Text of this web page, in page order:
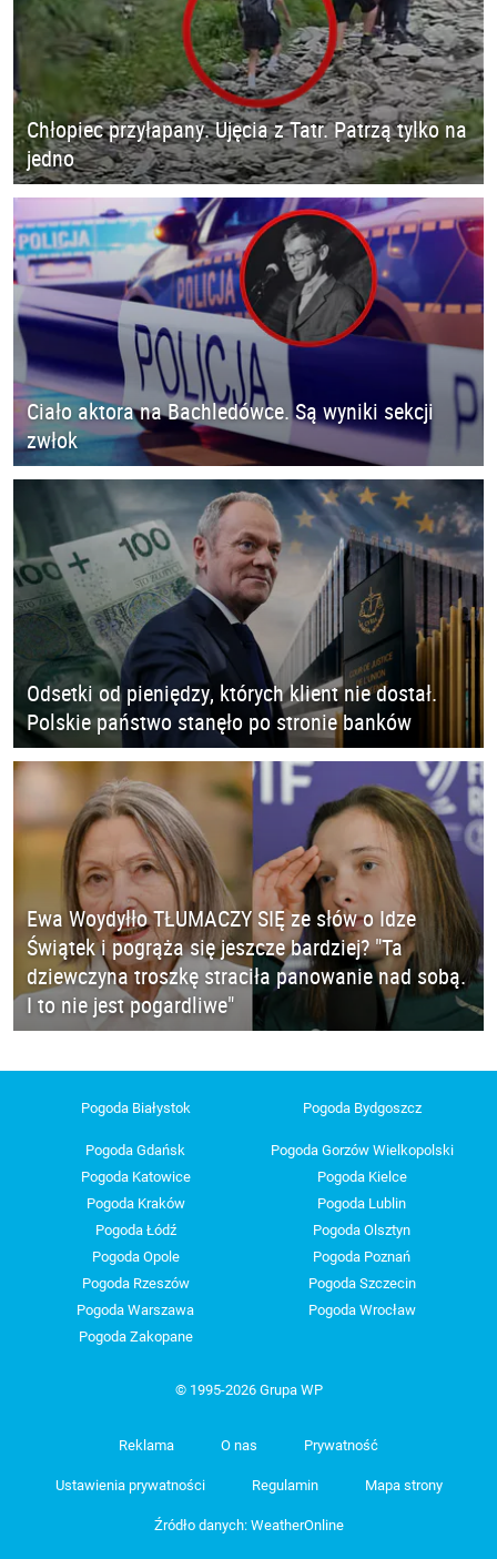
Chłopiec przyłapany. Ujęcia z Tatr. Patrzą tylko na
jedno
Ciało aktora na Bachledówce. Są wyniki sekcji
zwłok
Odsetki od pieniędzy, których klient nie dostał.
Polskie państwo stanęło po stronie banków
Ewa Woydyłło TŁUMACZY SIĘ ze słów o Idze
Świątek i pogrąża się jeszcze bardziej? "Ta
dziewczyna troszkę straciła panowanie nad sobą.
I to nie jest pogardliwe"
Pogoda Białystok Pogoda Bydgoszcz
Pogoda Gdańsk
Pogoda Gorzów Wielkopolski
Pogoda Katowice
Pogoda Kielce
Pogoda Kraków
Pogoda Lublin
Pogoda Łódź
Pogoda Olsztyn
Pogoda Opole
Pogoda Poznań
Pogoda Rzeszów
Pogoda Szczecin
Pogoda Warszawa
Pogoda Wrocław
Pogoda Zakopane
© 1995-2026 Grupa WP
Reklama O nas Prywatność
Ustawienia prywatności Regulamin Mapa strony
Źródło danych: WeatherOnline